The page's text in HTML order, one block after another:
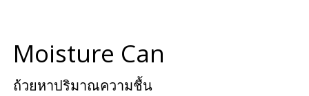
Moisture Can
ถ้วยหาปริมาณความชื้น